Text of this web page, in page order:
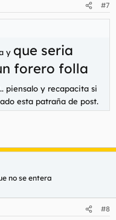
#7
y que seria
forero folla
.. piensalo y recapacita si
esta patraña de post.
no se entera
#8